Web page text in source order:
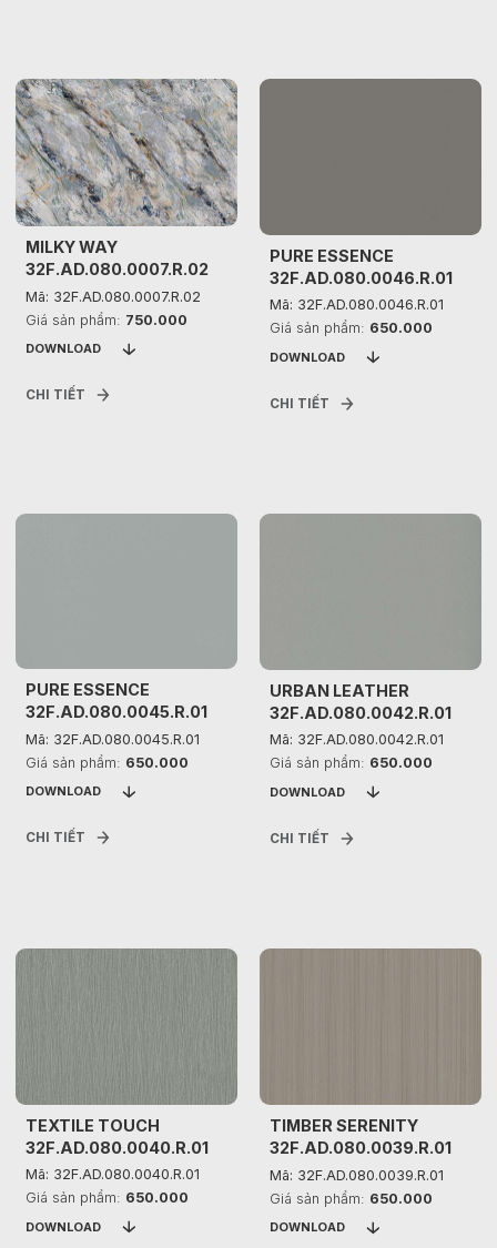
MILKY WAY
32F.AD.080.0007.R.02
Mã: 32F.AD.080.0007.R.02
Giá sản phẩm: 750.000
DOWNLOAD
CHI TIẾT
PURE ESSENCE
32F.AD.080.0046.R.01
Mã: 32F.AD.080.0046.R.01
Giá sản phẩm: 650.000
DOWNLOAD
CHI TIẾT
PURE ESSENCE
32F.AD.080.0045.R.01
Mã: 32F.AD.080.0045.R.01
Giá sản phẩm: 650.000
DOWNLOAD
CHI TIẾT
URBAN LEATHER
32F.AD.080.0042.R.01
Mã: 32F.AD.080.0042.R.01
Giá sản phẩm: 650.000
DOWNLOAD
CHI TIẾT
TEXTILE TOUCH
32F.AD.080.0040.R.01
Mã: 32F.AD.080.0040.R.01
Giá sản phẩm: 650.000
DOWNLOAD
TIMBER SERENITY
32F.AD.080.0039.R.01
Mã: 32F.AD.080.0039.R.01
Giá sản phẩm: 650.000
DOWNLOAD
Quên mật khẩu?
ĐĂNG NHẬP